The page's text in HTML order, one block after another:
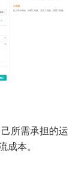
所需承担的运
本。